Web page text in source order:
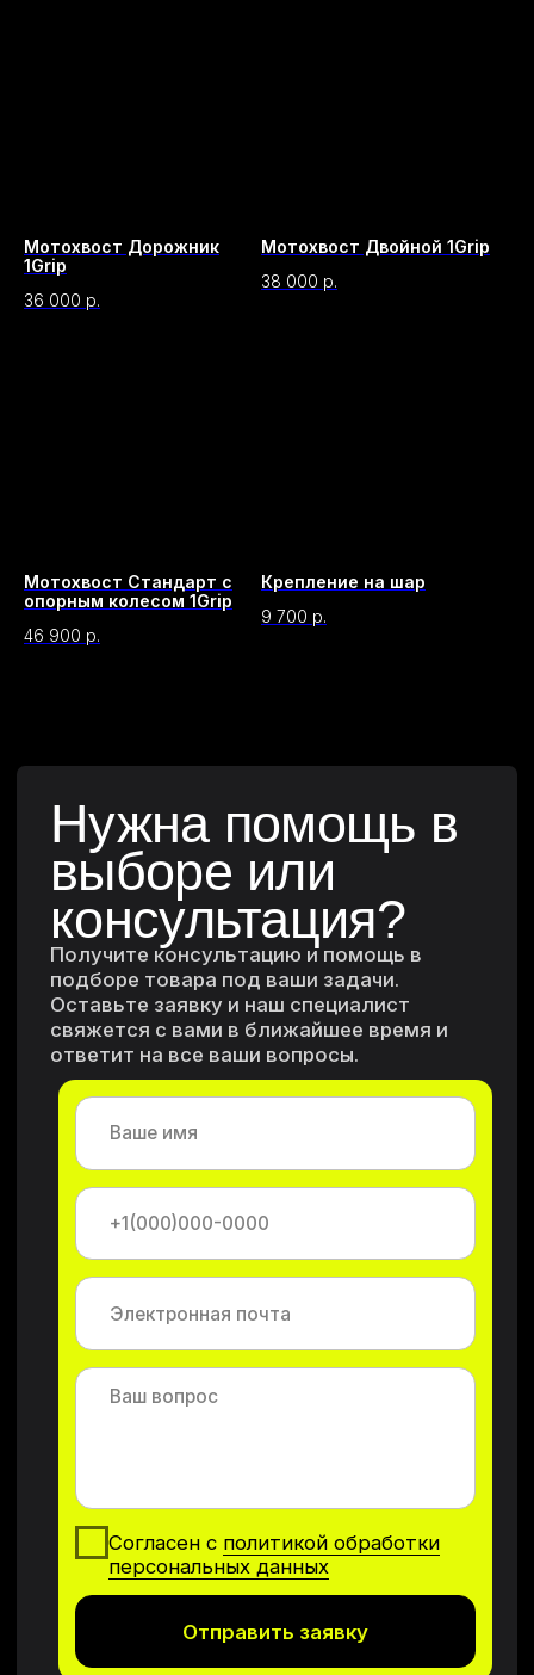
Мотохвост Дорожник
1Grip
36 000 р.
Мотохвост Двойной 1Grip
38 000 р.
Мотохвост Стандарт с
опорным колесом 1Grip
46 900 р.
Крепление на шар
9 700 р.
Нужна помощь в
выборе или
консультация?
персональных данных
Преимущества
Документы
Где купить?
О компании
Политика конфиденциальности
ООО "СТАНКИСТАРК"
ИНН 6320036399
Разработка сайта
Авито
Wildberries